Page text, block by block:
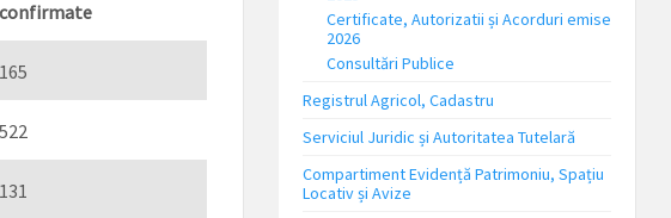
confirmate
165
522
131
Certificate, Autorizatii și Acorduri emise
2026
Consultări Publice
Registrul Agricol, Cadastru
Serviciul Juridic și Autoritatea Tutelară
Compartiment Evidență Patrimoniu, Spațiu
Locativ și Avize